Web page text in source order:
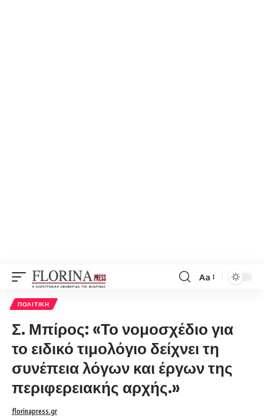
Font
Aa
ΠΟΛΙΤΙΚΉ
Σ. Μπίρος: «Το νομοσχέδιο για
το ειδικό τιμολόγιο δείχνει τη
συνέπεια λόγων και έργων της
περιφερειακής αρχής.»
florinapress.gr